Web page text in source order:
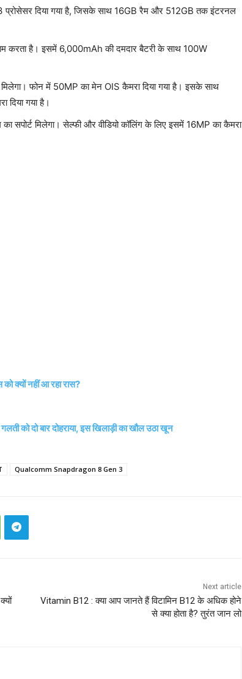
दिया गया है, जिसके साथ 16GB रैम और 512GB तक इंटरनल
है। इसमें 6,000mAh की दमदार बैटरी के साथ 100W
फोन में 50MP का मेन OIS कैमरा दिया गया है। इसके साथ
दिया गया है।
मिलेगा। सेल्फी और वीडियो कॉलिंग के लिए इसमें 16MP का कैमरा
क्यों नहीं आ रहा रास?
को दो बार दोहराया, इस खिलाड़ी का खौल उठा खून
Qualcomm Snapdragon 8 Gen 3
Next article
Vitamin B12 : क्या आप जानते हैं विटामिन B12 के अधिक होने
से क्या होता है? तुरंत जान लो